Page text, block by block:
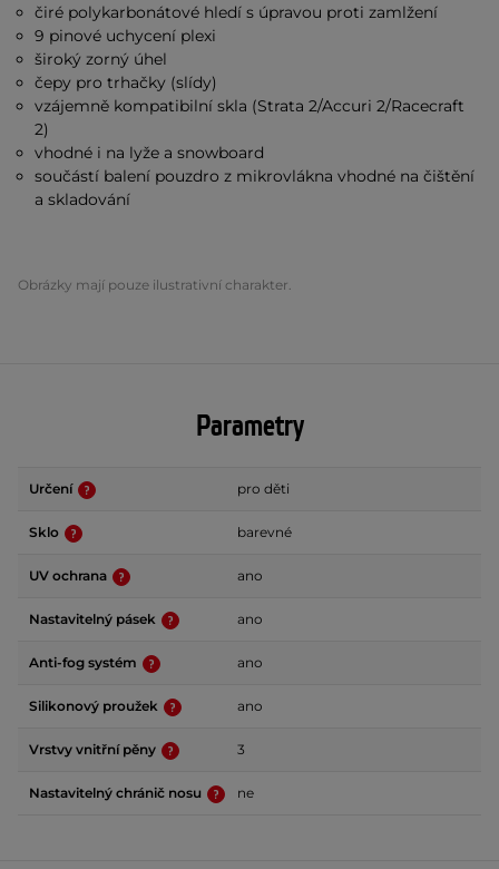
čiré polykarbonátové hledí s úpravou proti zamlžení
9 pinové uchycení plexi
široký zorný úhel
čepy pro trhačky (slídy)
vzájemně kompatibilní skla (Strata 2/Accuri 2/Racecraft
2)
vhodné i na lyže a snowboard
součástí balení pouzdro z mikrovlákna vhodné na čištění
a skladování
Obrázky mají pouze ilustrativní charakter.
Parametry
Určení pro děti
Sklo barevné
UV ochrana ano
Nastavitelný pásek ano
Anti-fog systém ano
Silikonový proužek ano
Vrstvy vnitřní pěny 3
Nastavitelný chránič nosu ne